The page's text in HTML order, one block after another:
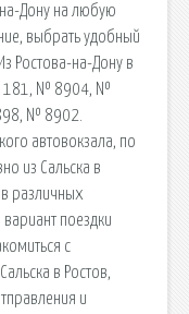
Дону на любую
выбрать удобный
Ростова-на-Дону в
181, № 8904, №
№ 8902.
автовокзала, по
из Сальска в
различных
поездки
с
в Ростов,
и